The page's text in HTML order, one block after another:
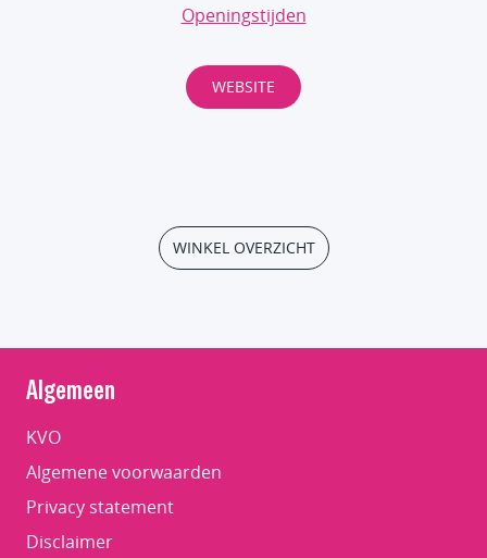
Openingstijden
WEBSITE
WINKEL OVERZICHT
Algemeen
KVO
Algemene voorwaarden
Privacy statement
Disclaimer